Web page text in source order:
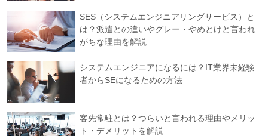
SES（システムエンジニアリングサービス）と
は？派遣との違いやグレー・やめとけと言われ
がちな理由を解説
システムエンジニアになるには？IT業界未経験
者からSEになるための方法
客先常駐とは？つらいと言われる理由やメリッ
ト・デメリットを解説